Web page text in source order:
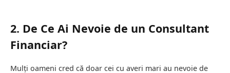
2. De Ce Ai Nevoie de un Consultant
Financiar?
Mulți oameni cred că doar cei cu averi mari au nevoie de